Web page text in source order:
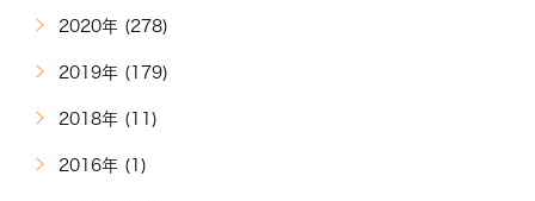
2020年 (278)
2019年 (179)
2018年 (11)
2016年 (1)